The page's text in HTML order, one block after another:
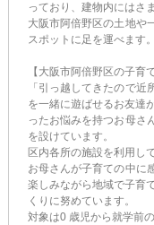
っており、建物内にはさ
大阪市阿倍野区の土地や
スポットに足を運べます。
【大阪市阿倍野区の子育
「引っ越してきたので
を一緒に遊ばせるお友達
ったお悩みを持つお母さ
を設けています。
区内各所の施設を利用し
お母さんが子育ての中に
楽しみながら地域で子育
くりに努めています。
対象は0 歳児から就学前